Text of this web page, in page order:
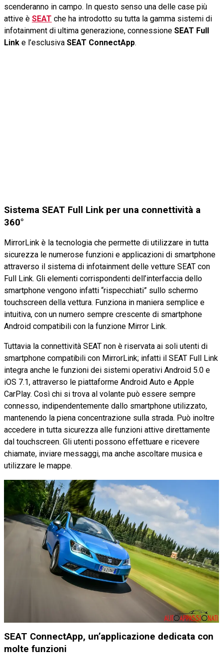
scenderanno in campo. In questo senso una delle case più
attive è SEAT che ha introdotto su tutta la gamma sistemi di
infotainment di ultima generazione, connessione SEAT Full
Link e l’esclusiva SEAT ConnectApp.
Sistema SEAT Full Link per una connettività a
360°
MirrorLink è la tecnologia che permette di utilizzare in tutta
sicurezza le numerose funzioni e applicazioni di smartphone
attraverso il sistema di infotainment delle vetture SEAT con
Full Link. Gli elementi corrispondenti dell’interfaccia dello
smartphone vengono infatti “rispecchiati” sullo schermo
touchscreen della vettura. Funziona in maniera semplice e
intuitiva, con un numero sempre crescente di smartphone
Android compatibili con la funzione Mirror Link.
Tuttavia la connettività SEAT non è riservata ai soli utenti di
smartphone compatibili con MirrorLink; infatti il SEAT Full Link
integra anche le funzioni dei sistemi operativi Android 5.0 e
iOS 7.1, attraverso le piattaforme Android Auto e Apple
CarPlay. Così chi si trova al volante può essere sempre
connesso, indipendentemente dallo smartphone utilizzato,
mantenendo la piena concentrazione sulla strada. Può inoltre
accedere in tutta sicurezza alle funzioni attive direttamente
dal touchscreen. Gli utenti possono effettuare e ricevere
chiamate, inviare messaggi, ma anche ascoltare musica e
utilizzare le mappe.
SEAT ConnectApp, un’applicazione dedicata con
molte funzioni